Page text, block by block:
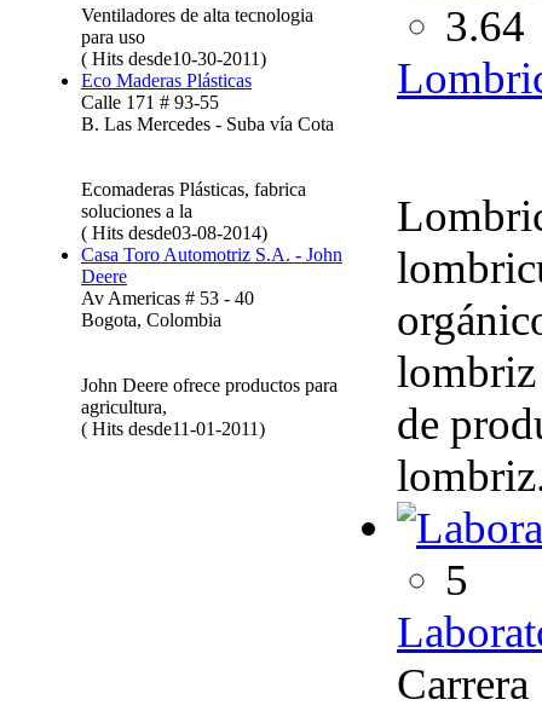
Ventiladores de alta tecnologia
para uso
( Hits desde10-30-2011)
Eco Maderas Plásticas
Calle 171 # 93-55
B. Las Mercedes - Suba vía Cota
Ecomaderas Plásticas, fabrica
soluciones a la
( Hits desde03-08-2014)
Casa Toro Automotriz S.A. - John
Deere
Av Americas # 53 - 40
Bogota, Colombia
John Deere ofrece productos para
agricultura,
( Hits desde11-01-2011)
3.64
lombriz
de
5